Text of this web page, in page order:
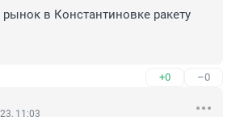
в Константиновке ракету
+0 –0
11:03